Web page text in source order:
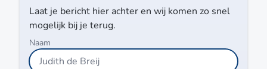
Laat je bericht hier achter en wij komen zo snel
mogelijk bij je terug.
Naam